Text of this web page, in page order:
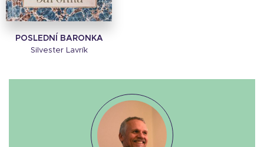
POSLEDNÍ BARONKA
Silvester Lavrík